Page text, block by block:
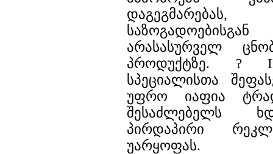
არასასურველ
პროდუქტზე. ?
სპეციალისთა
უფრო იაფია
შესაძლებელს
პირდაპირი
უარყოფას.